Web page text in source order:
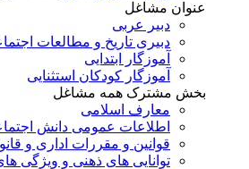
عنوان مشاغل
دبير عربی
دبیری تاریخ و مطالعات
آموزگار ابتدایی
آموزگار کودکان استثنایی
بخش مشترک همه مشاغل
معارف اسلامی
اطلاعات عمومی دانش
قوانین و مقررات اداری و
توانایی های ذهنی و ویژگی